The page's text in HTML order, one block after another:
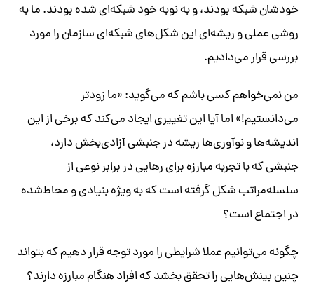
خودشان شبکه بودند، و به نوبه خود شبکه‌ای شده بودند. ما به
روشی عملی و ریشه‌ای این شکل‌های شبکه‌ای سازمان را مورد
بررسی قرار می‌دادیم. ​
من نمی‌خواهم کسی باشم که می‌گوید: «ما زودتر
می‌دانستیم!» اما آیا این تغییری ایجاد می‌کند که برخی از این
اندیشه‌ها و نوآوری‌ها ریشه در جنبشی آزادی‌بخش دارد،
جنبشی که با تجربه مبارزه برای رهایی در برابر نوعی از
سلسله‌مراتب شکل گرفته است که به ویژه بنیادی و محاط‌شده
در اجتماع است؟
چگونه می‌توانیم عملا شرایطی را مورد توجه قرار دهیم که بتواند
چنین بینش‌هایی را تحقق بخشد که افراد هنگام مبارزه دارند؟